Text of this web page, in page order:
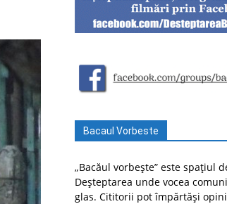
Bacaul Vorbeste
„Bacăul vorbește” este spațiul
Deșteptarea unde vocea
glas. Cititorii pot împărtăși